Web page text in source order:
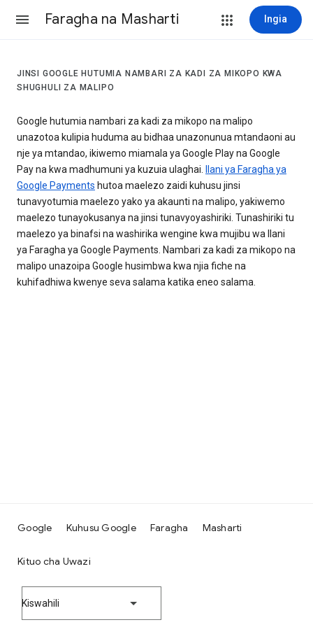
Faragha na Masharti Ingia
JINSI GOOGLE HUTUMIA NAMBARI ZA KADI ZA MIKOPO KWA
SHUGHULI ZA MALIPO
Google hutumia nambari za kadi za mikopo na malipo
unazotoa kulipia huduma au bidhaa unazonunua mtandaoni au
nje ya mtandao, ikiwemo miamala ya Google Play na Google
Pay na kwa madhumuni ya kuzuia ulaghai.
Ilani ya Faragha ya
Google Payments hutoa maelezo zaidi kuhusu jinsi
tunavyotumia maelezo yako ya akaunti na malipo, yakiwemo
maelezo tunayokusanya na jinsi tunavyoyashiriki. Tunashiriki tu
maelezo ya binafsi na washirika wengine kwa mujibu wa Ilani
ya Faragha ya Google Payments. Nambari za kadi za mikopo na
malipo unazoipa Google husimbwa kwa njia fiche na
kuhifadhiwa kwenye seva salama katika eneo salama.
Google Kuhusu Google Faragha Masharti
Kituo cha Uwazi
Kiswahili